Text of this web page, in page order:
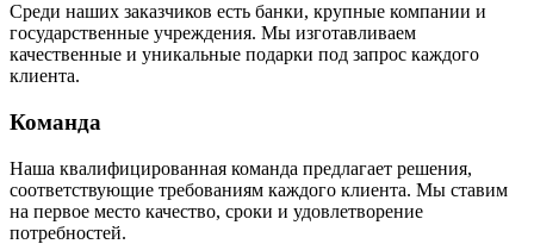
Среди наших заказчиков есть банки, крупные компании и
государственные учреждения. Мы изготавливаем
качественные и уникальные подарки под запрос каждого
клиента.
Команда
Наша квалифицированная команда предлагает решения,
соответствующие требованиям каждого клиента. Мы ставим
на первое место качество, сроки и удовлетворение
потребностей.